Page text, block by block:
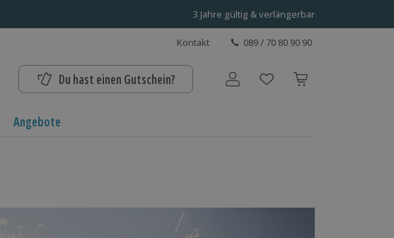
3 Jahre gültig & verlängerbar
Kontakt 089 / 70 80 90 90
Du hast einen Gutschein? Benutzerkonto
Angebote